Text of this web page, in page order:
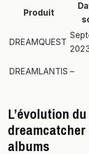
Produit
DREAMQUEST
DREAMLANTIS –
L’évolution
albums